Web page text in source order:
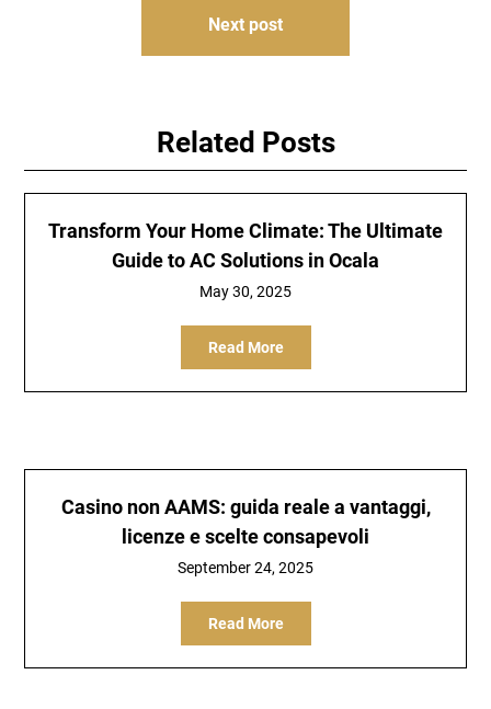
Next post
Related Posts
Transform Your Home Climate: The Ultimate
Guide to AC Solutions in Ocala
May 30, 2025
Read More
Casino non AAMS: guida reale a vantaggi,
licenze e scelte consapevoli
September 24, 2025
Read More